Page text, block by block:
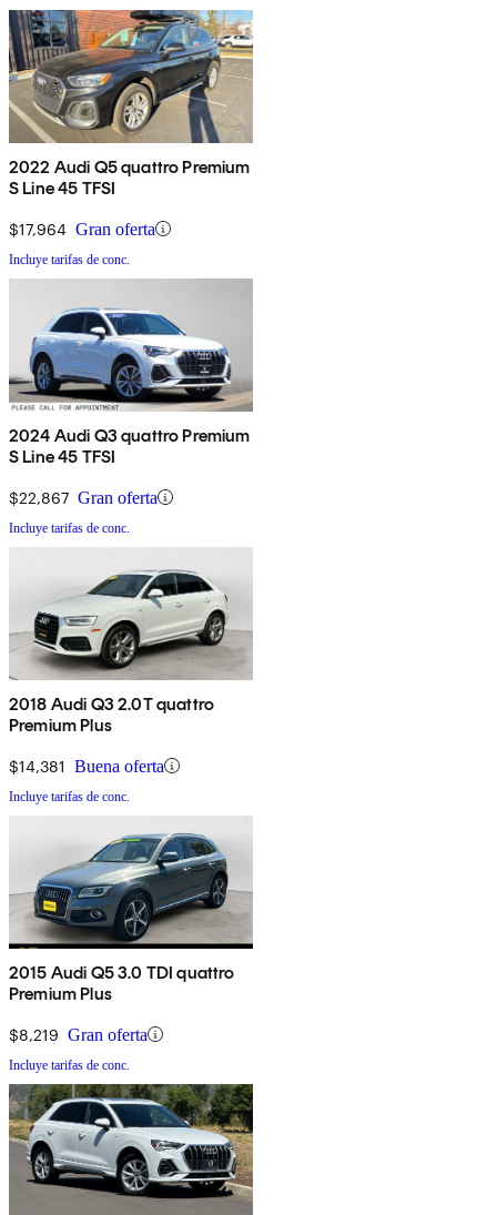
2022 Audi Q5 quattro Premium
S Line 45 TFSI
$17,964 Gran oferta
Incluye tarifas de conc.
2024 Audi Q3 quattro Premium
S Line 45 TFSI
$22,867 Gran oferta
Incluye tarifas de conc.
2018 Audi Q3 2.0T quattro
Premium Plus
$14,381 Buena oferta
Incluye tarifas de conc.
2015 Audi Q5 3.0 TDI quattro
Premium Plus
$8,219 Gran oferta
Incluye tarifas de conc.